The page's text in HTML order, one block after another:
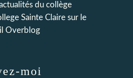
du collège
Sainte Clairesur le
Overblog
moi